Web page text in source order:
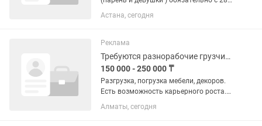
лет(прошу с 16-24 года людей не
беспокойте) В продуктовый магазин
Обязанности: — Приемка...
Астана, сегодня
Реклама
Требуются разнорабочие грузчики с проживанием
150 000 - 250 000 ₸
Разгрузка, погрузка мебели, декоров.
Есть возможность карьерного роста.
Требуются ответственные работники
для постоянной работы. Можно с
Алматы, сегодня